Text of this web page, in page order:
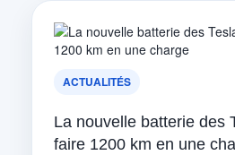
ACTUALITÉS
La nouvelle batterie des
faire 1200 km en une